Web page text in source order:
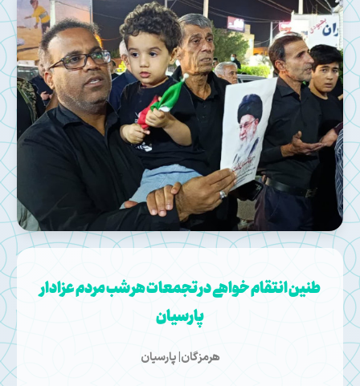
طنین انتقام خواهی در تجمعات هر شب مردم عزادار
پارسیان
هرمزگان| پارسیان